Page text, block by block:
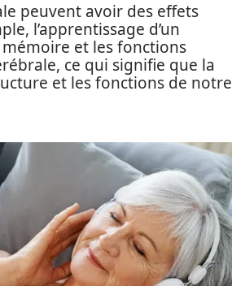
peuvent avoir des effets
l’apprentissage d’un
et les fonctions
ce qui signifie que la
et les fonctions de notre